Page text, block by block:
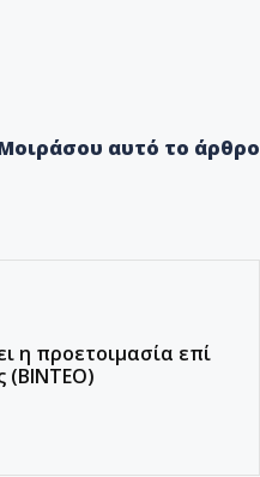
αυτό το άρθρο
η προετοιμασία επί
(ΒΙΝΤΕΟ)